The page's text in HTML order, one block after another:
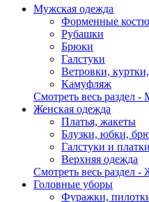
Мужская одежда
Форменные
Рубашки
Брюки
Галстуки
Ветровки,
Камуфляж
Смотреть весь раздел
Женская одежда
Платья, жакеты
Блузки, юбки,
Галстуки и платки
Верхняя одежда
Смотреть весь раздел -
Головные уборы
Фуражки,